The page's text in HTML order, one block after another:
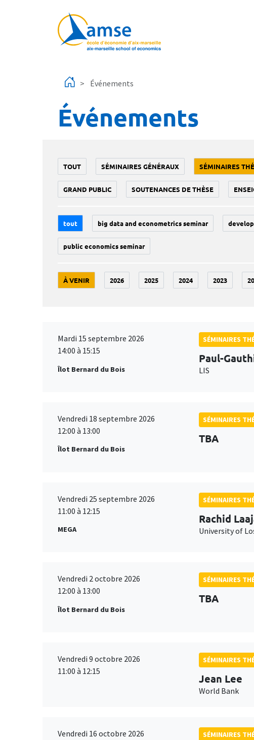
Événements
Événements
TOUT SÉMINAIRES GÉNÉRAUX SÉMINAIRES
GRAND PUBLIC SOUTENANCES DE THÈSE
tout big data and econometrics seminar
public economics seminar
À VENIR 2026 2025 2024 2023
Mardi 15 septembre 2026
14:00 à 15:15
Îlot Bernard du Bois
SÉMINAIRES
Paul-
LIS
Vendredi 18 septembre 2026
12:00 à 13:00
Îlot Bernard du Bois
SÉMINAIRES
TBA
Vendredi 25 septembre 2026
11:00 à 12:15
MEGA
SÉMINAIRES
Rachid
University of
Vendredi 2 octobre 2026
12:00 à 13:00
Îlot Bernard du Bois
SÉMINAIRES
TBA
Vendredi 9 octobre 2026
11:00 à 12:15
SÉMINAIRES
Jean Lee
World Bank
Vendredi 16 octobre 2026
SÉMINAIRES